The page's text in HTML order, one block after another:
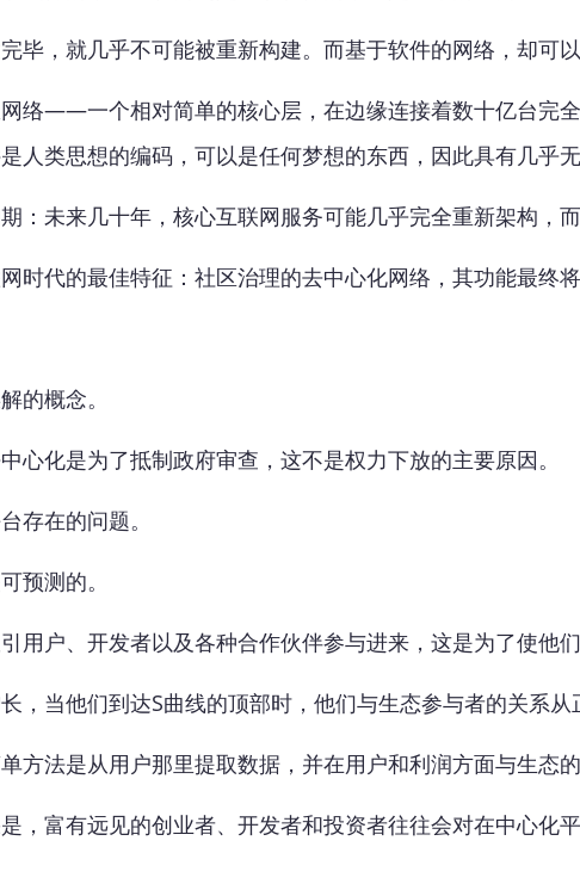
毕，就几乎不可能被重新构建。而基于软件的网络，却可
络——一个相对简单的核心层，在边缘连接着数十亿台完
人类思想的编码，可以是任何梦想的东西，因此具有几乎无
：未来几十年，核心互联网服务可能几乎完全重新架构
时代的最佳特征：社区治理的去中心化网络，其功能最终
的概念。
心化是为了抵制政府审查，这不是权力下放的主要原因。
存在的问题。
预测的。
用户、开发者以及各种合作伙伴参与进来，这是为了使他
，当他们到达S曲线的顶部时，他们与生态参与者的关系从
方法是从用户那里提取数据，并在用户和利润方面与生态
，富有远见的创业者、开发者和投资者往往会对在中心